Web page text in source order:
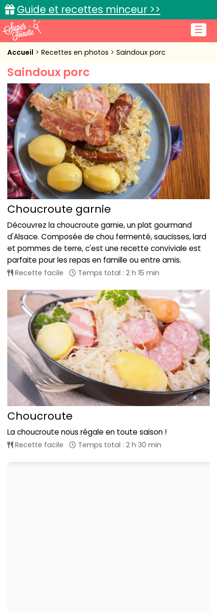
☰
Guide et recettes minceur >>
Accueil
Recettes de cuisine
Cuisine pratique
L'actu cuisine
Connexion
Accueil Recettes en photos Saindoux porc
Saindoux porc
Choucroute garnie
Découvrez la choucroute garnie, un plat gourmand
d'Alsace. Composée de chou fermenté, saucisses, lard
et pommes de terre, c'est une recette conviviale est
parfaite pour les repas en famille ou entre amis.
Recette facile Temps total : 2 h 15 min
Choucroute
La choucroute nous régale en toute saison !
Recette facile Temps total : 2 h 30 min